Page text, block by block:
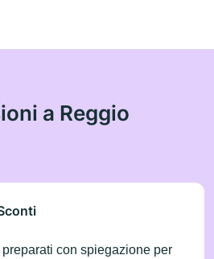
a Reggio
con spiegazione per